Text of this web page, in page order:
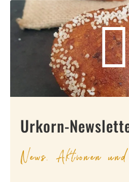
Urkorn-
News, Aktionen